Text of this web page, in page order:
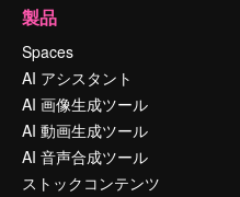
製品
Spaces
AI アシスタント
AI 画像生成ツール
AI 動画生成ツール
AI 音声合成ツール
ストックコンテンツ